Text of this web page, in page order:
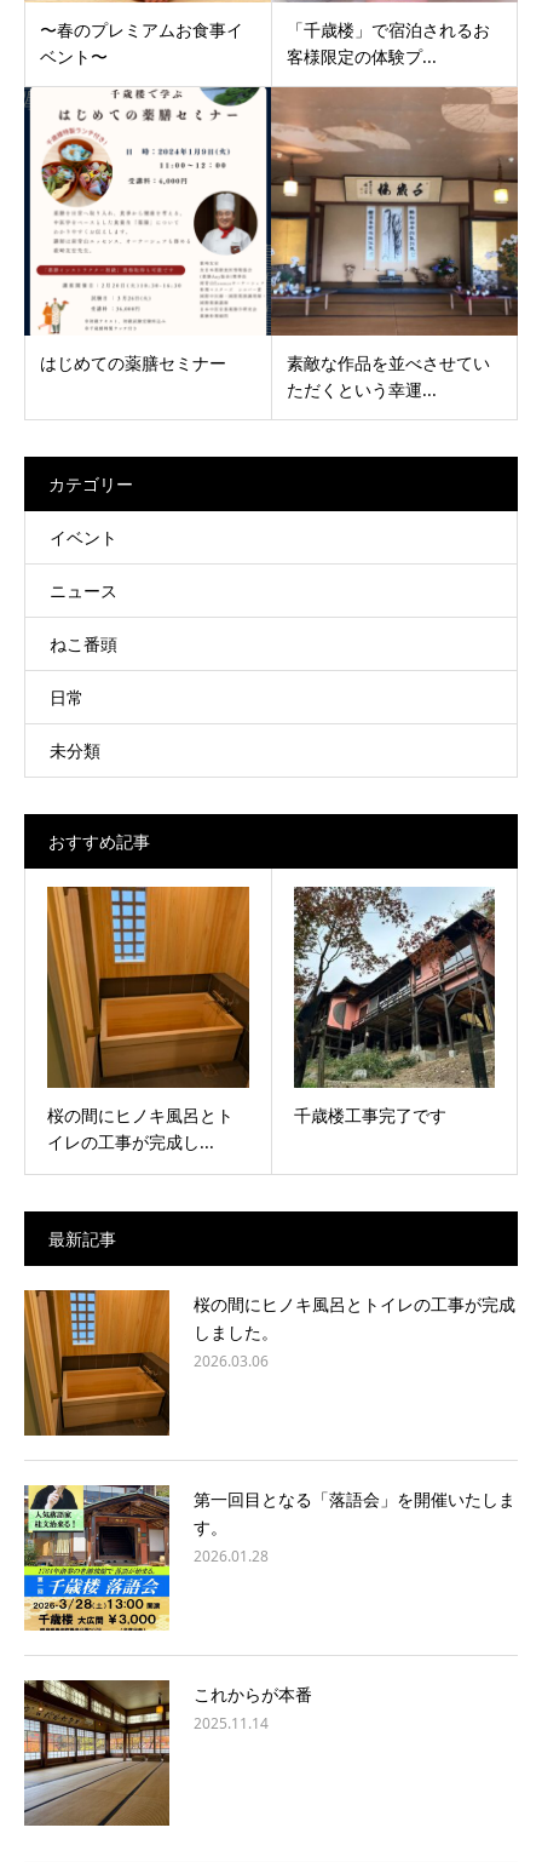
〜春のプレミアムお食事イ
ベント〜
「千歳楼」で宿泊されるお
客様限定の体験プ...
はじめての薬膳セミナー
素敵な作品を並べさせてい
ただくという幸運...
カテゴリー
イベント
ニュース
ねこ番頭
日常
未分類
おすすめ記事
桜の間にヒノキ風呂とト
イレの工事が完成し...
千歳楼工事完了です
最新記事
桜の間にヒノキ風呂とトイレの工事が完成
しました。
2026.03.06
第一回目となる「落語会」を開催いたしま
す。
2026.01.28
これからが本番
2025.11.14